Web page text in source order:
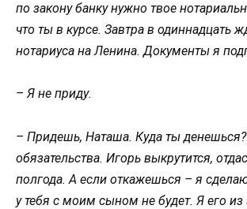
по закону банку нужно твое
что ты в курсе. Завтра в одиннадцать
нотариуса на Ленина. Документы я
– Я не приду.
– Придешь, Наташа. Куда ты
обязательства. Игорь выкрутится,
полгода. А если откажешься – я
у тебя с моим сыном не будет. Я его из